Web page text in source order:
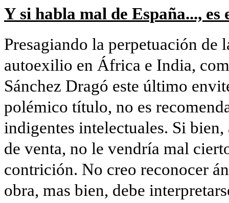
Y si habla mal de España..., es
Presagiando la perpetuación de
autoexilio en África e India,
Sánchez Dragó este último
polémico título, no es
indigentes intelectuales. Si
de venta, no le vendría mal
contrición. No creo reconocer
obra, mas bien, debe